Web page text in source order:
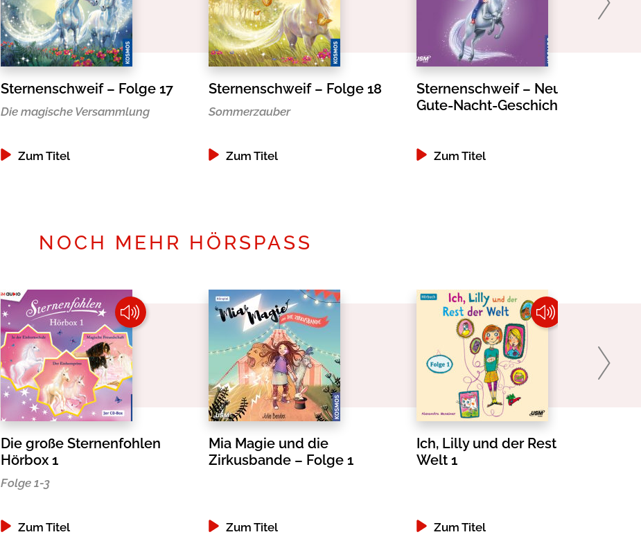
Sternenschweif – Folge 17
Die magische Versammlung
Zum Titel
Sternenschweif – Folge 18
Sommerzauber
Zum Titel
Sternenschweif – Neue
Gute-Nacht-Geschichten
Zum Titel
NOCH MEHR HÖRSPASS
Die große Sternenfohlen
Hörbox 1
Folge 1-3
Zum Titel
Mia Magie und die
Zirkusbande – Folge 1
Zum Titel
Ich, Lilly und der Rest der
Welt 1
Zum Titel